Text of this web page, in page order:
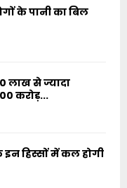
के पानी का बिल
लाख से ज्यादा
करोड़...
हिस्सों में कल होगी